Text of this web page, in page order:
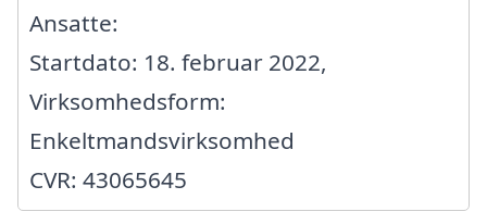
Ansatte:
Startdato: 18. februar 2022,
Virksomhedsform:
Enkeltmandsvirksomhed
CVR: 43065645